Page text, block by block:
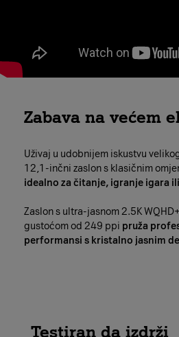
Zabava na većem
Uživaj u udobnijem iskustvu
12,1-inčni zaslon s klasičnim
idealno za čitanje, igranje igara
Zaslon s ultra-jasnom 2.5K
gustoćom od 249 ppi pruža
performansi s kristalno jasnim
Testiran da izdrži